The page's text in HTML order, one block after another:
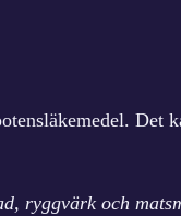
Det
ryggvärk och